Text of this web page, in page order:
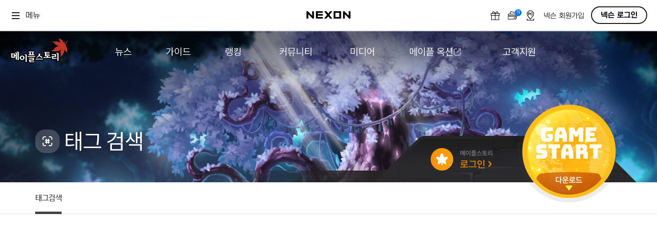
메뉴 N OFF넥슨 회원가입 넥슨 로그인
뉴스
업데이트
이벤트
캐시샵 공지
메이플 알림판
with maple
가이드
게임정보
직업소개
확률형 아이템
NEXON NOW
추가정보
랭킹
월드 랭킹
컨텐츠 랭킹
커뮤니티
자유게시판
메이플 아트
메이플 코디
메이플스토리 파트너스
AI Style Finder
미니게임
커뮤니티 아카이브
미디어
영상
음악
아트웍
웹툰
메이플 옥션
메이플 옥션
고객지원
다운로드
도움말/1:1문의
버그악용/불법프로그램 신고
게임 접근성
태그 검색
태그검색